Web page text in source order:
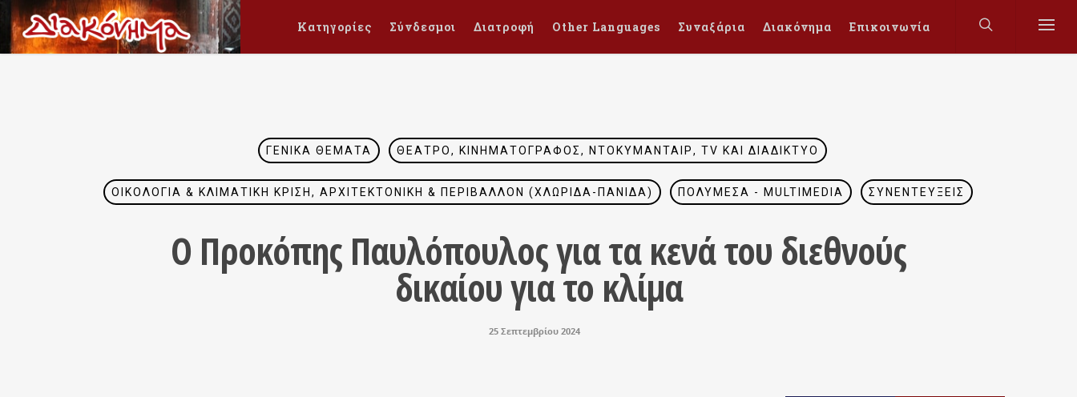
Κατηγορίες Σύνδεσμοι Διατροφή Other Languages Συναξάρια Διακόνημα Επικοινωνία
ΓΕΝΙΚΆ ΘΈΜΑΤΑ ΘΈΑΤΡΟ, ΚΙΝΗΜΑΤΟΓΡΆΦΟΣ, ΝΤΟΚΥΜΑΝΤΑΊΡ, TV ΚΑΙ ΔΙΑΔΊΚΤΥΟ
ΟΙΚΟΛΟΓΊΑ & ΚΛΙΜΑΤΙΚΉ ΚΡΊΣΗ, ΑΡΧΙΤΕΚΤΟΝΙΚΉ & ΠΕΡΙΒΆΛΛΟΝ (ΧΛΩΡΊΔΑ-ΠΑΝΊΔΑ) ΠΟΛΥΜΈΣΑ - MULTIMEDIA ΣΥΝΕΝΤΕΎΞΕΙΣ
Ο Προκόπης Παυλόπουλος για τα κενά του διεθνούς
δικαίου για το κλίμα
25 Σεπτεμβρίου 2024